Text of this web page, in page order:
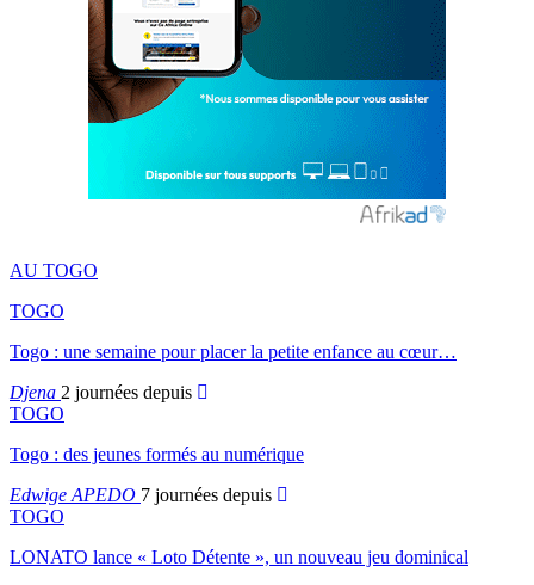
AU TOGO
TOGO
Togo : une semaine pour placer la petite enfance au cœur…
Djena 2 journées depuis
TOGO
Togo : des jeunes formés au numérique
Edwige APEDO 7 journées depuis
TOGO
LONATO lance « Loto Détente », un nouveau jeu dominical